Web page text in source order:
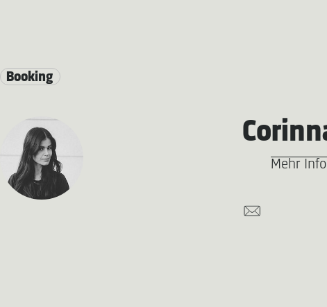
Booking
Mehr